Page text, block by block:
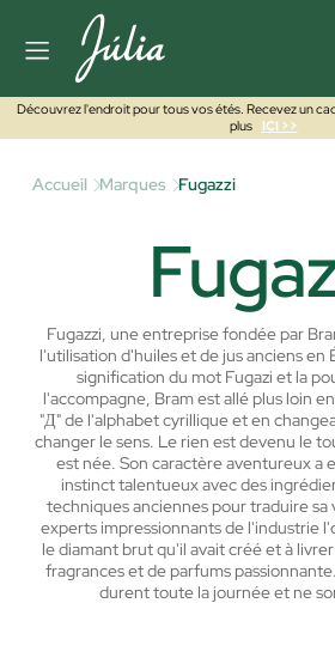
Découvrez l'endroit pour tous vos étés. Recevez un
plus
ICI >>
Accueil Marques Fugazzi
Fugazzi, une entreprise fondée par
l'utilisation d'huiles et de jus anciens en
signification du mot Fugazi et la
l'accompagne, Bram est allé plus loin
"Д" de l'alphabet cyrillique et en
changer le sens. Le rien est devenu le
est née. Son caractère aventureux a
instinct talentueux avec des
techniques anciennes pour traduire sa
experts impressionnants de l'industrie
le diamant brut qu'il avait créé et à
fragrances et de parfums passionnante.
durent toute la journée et ne